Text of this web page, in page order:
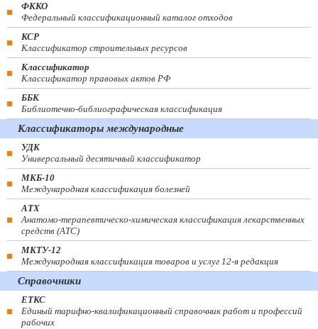
ФККО
Федеральный классификационный каталог отходов
КСР
Классификатор строительных ресурсов
Классификатор
Классификатор правовых актов РФ
ББК
Библиотечно-библиографическая классификация
Классификаторы международные
УДК
Универсальный десятичный классификатор
МКБ-10
Международная классификация болезней
АТХ
Анатомо-терапевтическо-химическая классификация лекарственных
средств (ATC)
МКТУ-12
Международная классификация товаров и услуг 12-я редакция
Справочники
ЕТКС
Единый тарифно-квалификационный справочник работ и профессий
рабочих